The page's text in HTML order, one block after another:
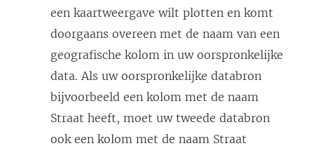
een kaartweergave wilt plotten en komt
doorgaans overeen met de naam van een
geografische kolom in uw oorspronkelijke
data. Als uw oorspronkelijke databron
bijvoorbeeld een kolom met de naam
Straat heeft, moet uw tweede databron
ook een kolom met de naam Straat